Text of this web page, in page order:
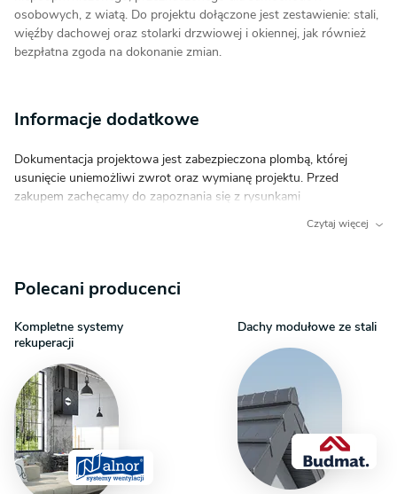
osobowych, z wiatą. Do projektu dołączone jest zestawienie: stali,
więźby dachowej oraz stolarki drzwiowej i okiennej, jak również
bezpłatna zgoda na dokonanie zmian.
Informacje dodatkowe
Dokumentacja projektowa jest zabezpieczona plombą, której
usunięcie uniemożliwi zwrot oraz wymianę projektu. Przed
zakupem zachęcamy do zapoznania się z rysunkami
Czytaj więcej
Polecani producenci
Kompletne systemy
rekuperacji
Dachy modułowe ze stali